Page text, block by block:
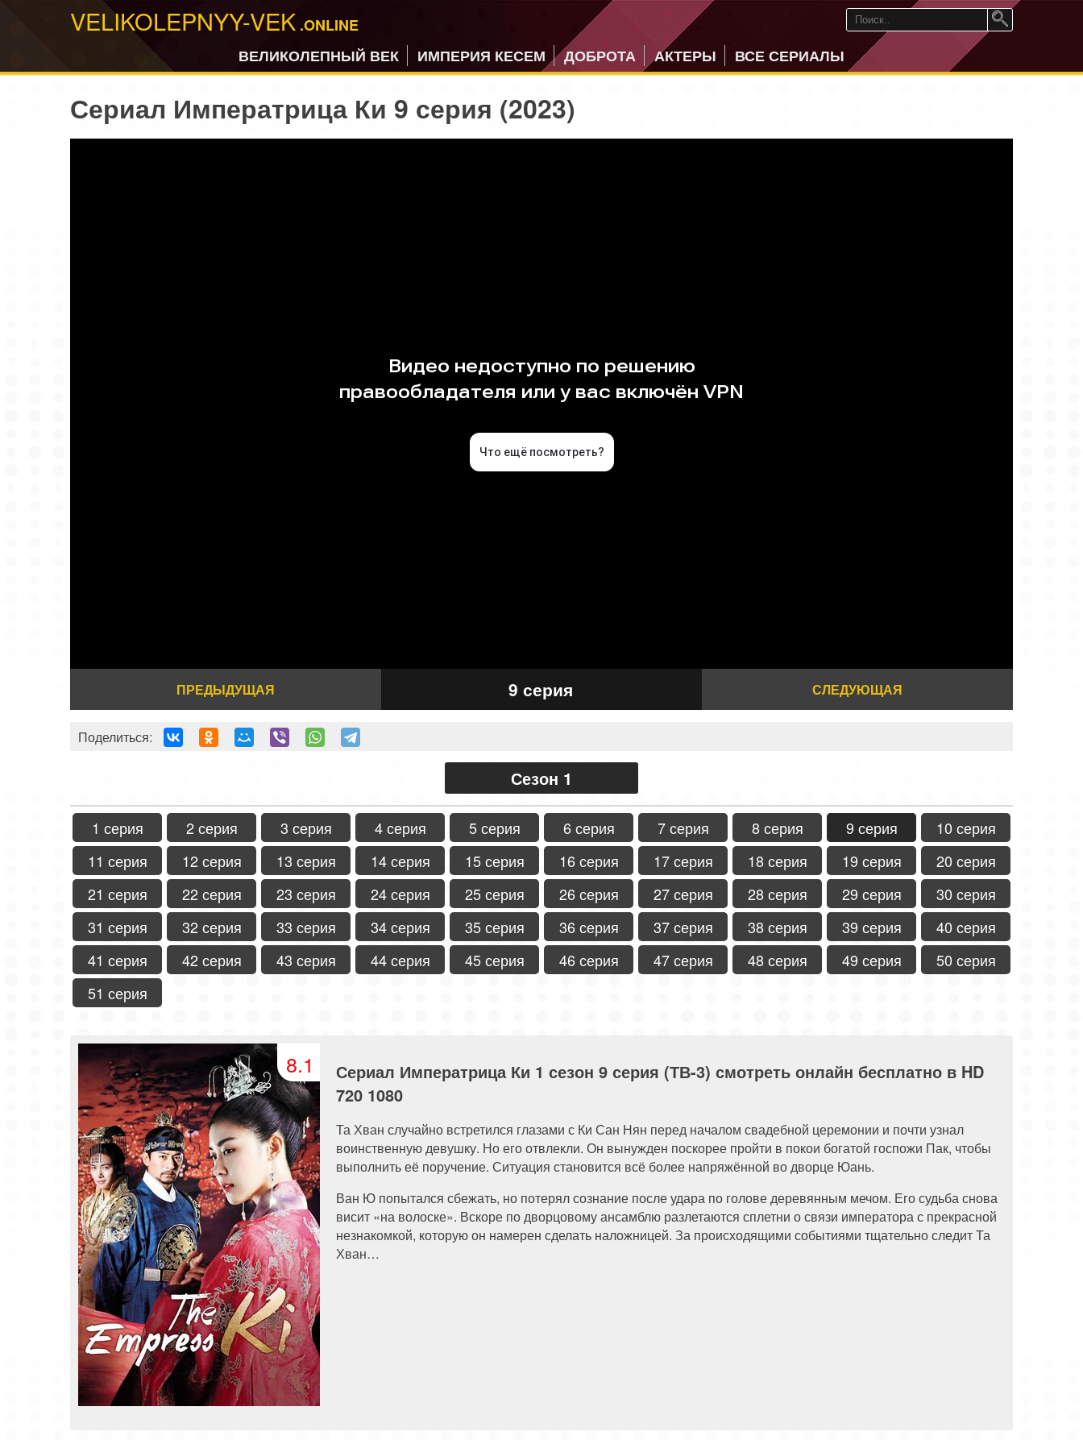
VELIKOLEPNYY-VEK .ONLINE
ВЕЛИКОЛЕПНЫЙ ВЕК
ИМПЕРИЯ КЕСЕМ ДОБРОТА АКТЕРЫ ВСЕ СЕРИАЛЫ
Сериал Императрица Ки 9 серия (2023)
ПРЕДЫДУЩАЯ 9 серия СЛЕДУЮЩАЯ
Поделиться:
Сезон 1
1 серия 2 серия 3 серия 4 серия 5 серия 6 серия 7 серия 8 серия 9 серия
10 серия
11 серия
12 серия 13 серия 14 серия 15 серия 16 серия 17 серия 18 серия 19 серия
20 серия
21 серия
22 серия 23 серия 24 серия 25 серия 26 серия 27 серия 28 серия 29 серия
30 серия
31 серия
32 серия 33 серия 34 серия 35 серия 36 серия 37 серия 38 серия 39 серия
40 серия
41 серия
42 серия 43 серия 44 серия 45 серия 46 серия 47 серия 48 серия 49 серия
50 серия
51 серия
8.1
Сериал Императрица Ки 1 сезон 9 серия (ТВ-3) смотреть онлайн бесплатно в HD
720 1080
Та Хван случайно встретился глазами с Ки Сан Нян перед началом свадебной церемонии и почти узнал
воинственную девушку. Но его отвлекли. Он вынужден поскорее пройти в покои богатой госпожи Пак, чтобы
выполнить её поручение. Ситуация становится всё более напряжённой во дворце Юань.
Ван Ю попытался сбежать, но потерял сознание после удара по голове деревянным мечом. Его судьба снова
висит «на волоске». Вскоре по дворцовому ансамблю разлетаются сплетни о связи императора с прекрасной
незнакомкой, которую он намерен сделать наложницей. За происходящими событиями тщательно следит Та
Хван…